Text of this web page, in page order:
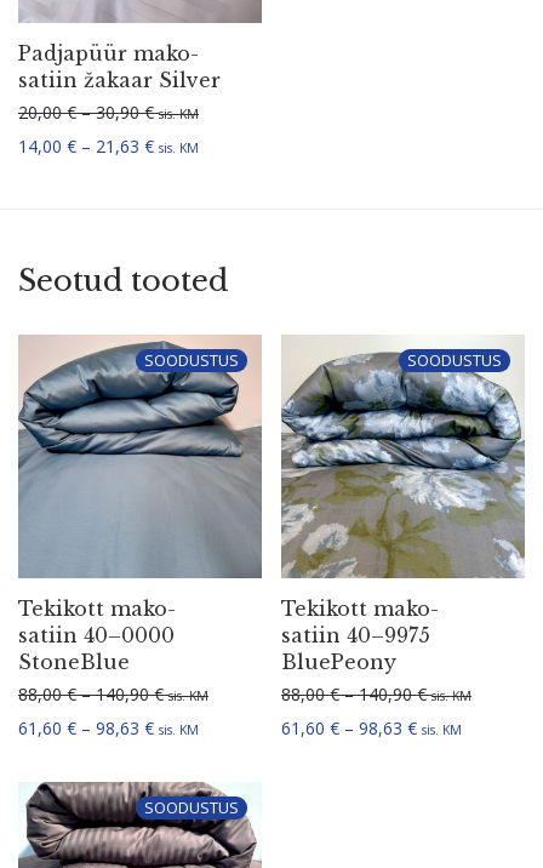
Padjapüür mako-
satiin žakaar Silver
20,00€ – 30,90€Hinnavahemik: 20,00 € kuni 30,90 €
sis. KM
14,00 € – 21,63 €Hinnavahemik: 14,00 € kuni 21,63 €
sis. KM
Seotud tooted
SOODUSTUS
Tekikott mako-
satiin 40–0000
StoneBlue
88,00€ – 140,90€Hinnavahemik: 88,00 € kuni 140,90 €
sis. KM
61,60 € – 98,63 €Hinnavahemik: 61,60 € kuni 98,63 €
sis. KM
SOODUSTUS
Tekikott mako-
satiin 40–9975
BluePeony
88,00€ – 140,90€ sis. KM
61,60 € – 98,63 €Hinnavahemik:
sis. KM
SOODUSTUS